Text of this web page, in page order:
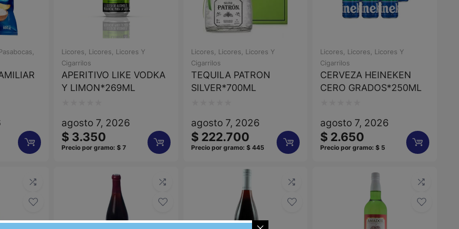
Licores Licores
Licores Y
Cigarrilos
APERITIVO LIKE VODKA
Y LIMON*269ML
con
0
agosto 7, 2026
$ 3.350
Precio por gramo:$ 7
Licores Licores
Licores Y
Cigarrilos
TEQUILA PATRON
SILVER*700ML
con
0
agosto 7, 2026
$ 222.700
Precio por gramo: $445
Licores Licores
Licores Y
Cigarrilos
CERVEZA HEINEKEN
CERO GRADOS*250ML
con
0
agosto 7, 2026
$ 2.650
Precio por gramo:$ 5